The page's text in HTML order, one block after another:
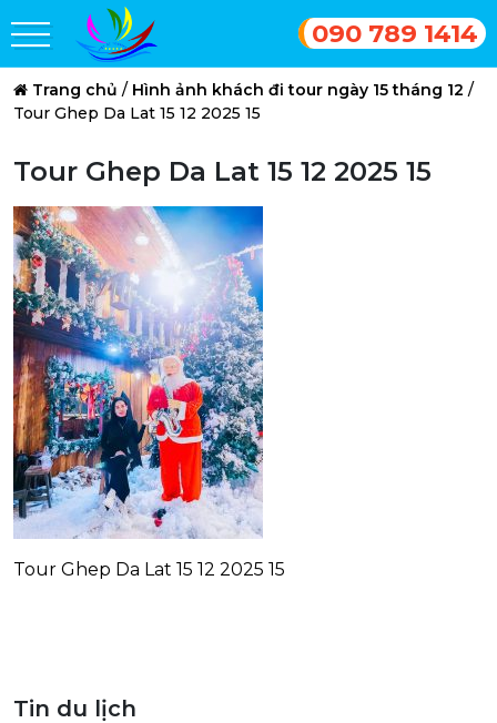
090 789 1414
Trang chủ / Hình ảnh khách đi tour ngày 15 tháng 12 /
Tour Ghep Da Lat 15 12 2025 15
Tour Ghep Da Lat 15 12 2025 15
Tour Ghep Da Lat 15 12 2025 15
Tin du lịch